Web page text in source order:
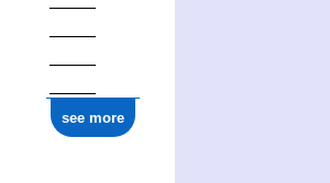
see more